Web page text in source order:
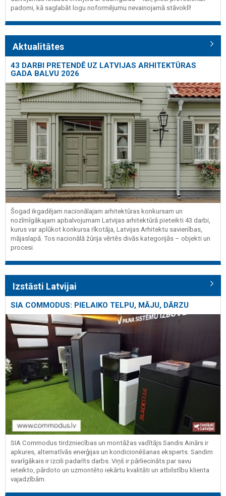
padomi, kā saglabāt logu noformējumu nevainojamā stāvoklī!
Aktualitātes
43 DARBI PRETENDĒ UZ LATVIJAS ARHITEKTŪRAS
GADA BALVU 2026
Šogad ikgadējam nacionālajam arhitektūras konkursam un
nozīmīgākajam apbalvojumam Latvijas arhitektūrā pieteikti 43 darbi,
kurus var aplūkot konkursa rīkotāja, Latvijas Arhitektu savienības,
mājaslapā. Tos nacionālā žūrija vērtēs divās kategorijās – objekti un
procesi.
Izstāsti Latvijai
SIA COMMODUS: PIELAIKO TELPU, MĀJU, DĀRZU
SIA Commodus tirdzniecības un montāžas vadītājs Sandis Ainārs ir
apkures, alternatīvās enerģijas un kondicionēšanas eksperts. Sandim
svarīgākais ir izcili padarīts darbs. Viņš ir pārliecināts par savu
ieteikto, pārdoto un uzmontēto iekārtu kvalitāti un atbilstību klienta
vajadzībām.